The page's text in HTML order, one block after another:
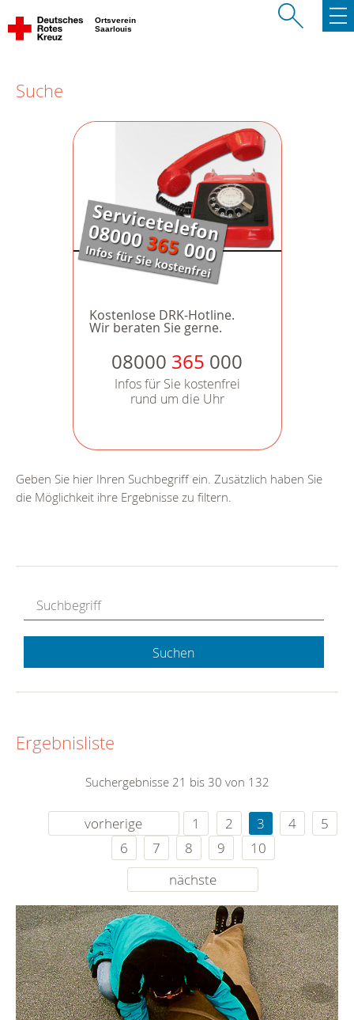
Ortsverein
Saarlouis
Suche
Kostenlose DRK-Hotline.
Wir beraten Sie gerne.
08000 365 000
Infos für Sie kostenfrei
rund um die Uhr
Geben Sie hier Ihren Suchbegriff ein. Zusätzlich haben Sie
die Möglichkeit ihre Ergebnisse zu filtern.
Suchen
Ergebnisliste
Suchergebnisse 21 bis 30 von 132
vorherige 1 2 3 4
5
6
7 8 9
10
nächste